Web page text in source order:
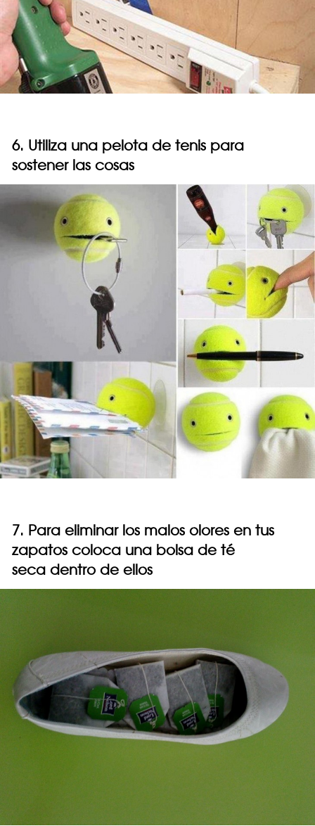
6. Utiliza una pelota de tenis para
sostener las cosas
7. Para eliminar los malos olores en tus
zapatos coloca una bolsa de té
seca dentro de ellos